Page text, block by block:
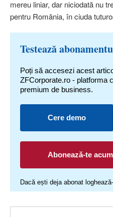
mereu liniar, dar niciodată nu
pentru România, în ciuda
Testează
Poți să accesezi acest
ZFCorporate.ro - platforma
premium de business.
Cere demo
Abonează-te acum
Dacă ești deja abonat